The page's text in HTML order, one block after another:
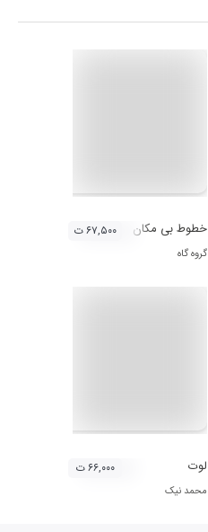
خطوط بی مکان
گروه گاه
۶۷,۵۰۰ ت
لوت
محمد نیک
۶۶,۰۰۰ ت